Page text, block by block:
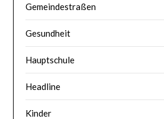
Gemeindestraßen
Gesundheit
Hauptschule
Headline
Kinder